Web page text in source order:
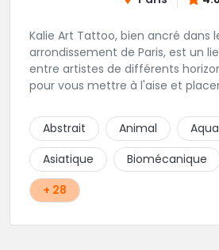
Kalie Art Tattoo, bien ancré dans
arrondissement de Paris, est un
entre artistes de différents
pour vous mettre à l'aise et
Abstrait
Animal
Asiatique
Biomécanique
+ 28